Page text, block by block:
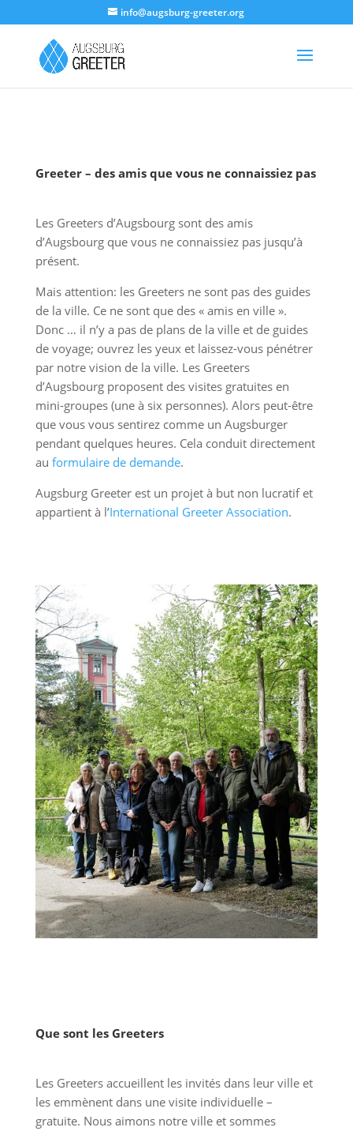
info@augsburg-greeter.org
Greeter – des amis que vous ne connaissiez pas
Les Greeters d’Augsbourg sont des amis
d’Augsbourg que vous ne connaissiez pas jusqu’à
présent.
Mais attention: les Greeters ne sont pas des guides
de la ville. Ce ne sont que des « amis en ville ».
Donc … il n’y a pas de plans de la ville et de guides
de voyage; ouvrez les yeux et laissez-vous pénétrer
par notre vision de la ville. Les Greeters
d’Augsbourg proposent des visites gratuites en
mini-groupes (une à six personnes). Alors peut-être
que vous vous sentirez comme un Augsburger
pendant quelques heures. Cela conduit directement
au formulaire de demande.
Augsburg Greeter est un projet à but non lucratif et
appartient à l’International Greeter Association.
Que sont les Greeters
Les Greeters accueillent les invités dans leur ville et
les emmènent dans une visite individuelle –
gratuite. Nous aimons notre ville et sommes